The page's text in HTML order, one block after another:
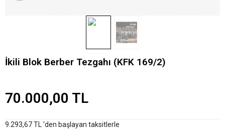
İkili Blok Berber Tezgahı (KFK 169/2)
70.000,00 TL
9.293,67 TL 'den başlayan taksitlerle